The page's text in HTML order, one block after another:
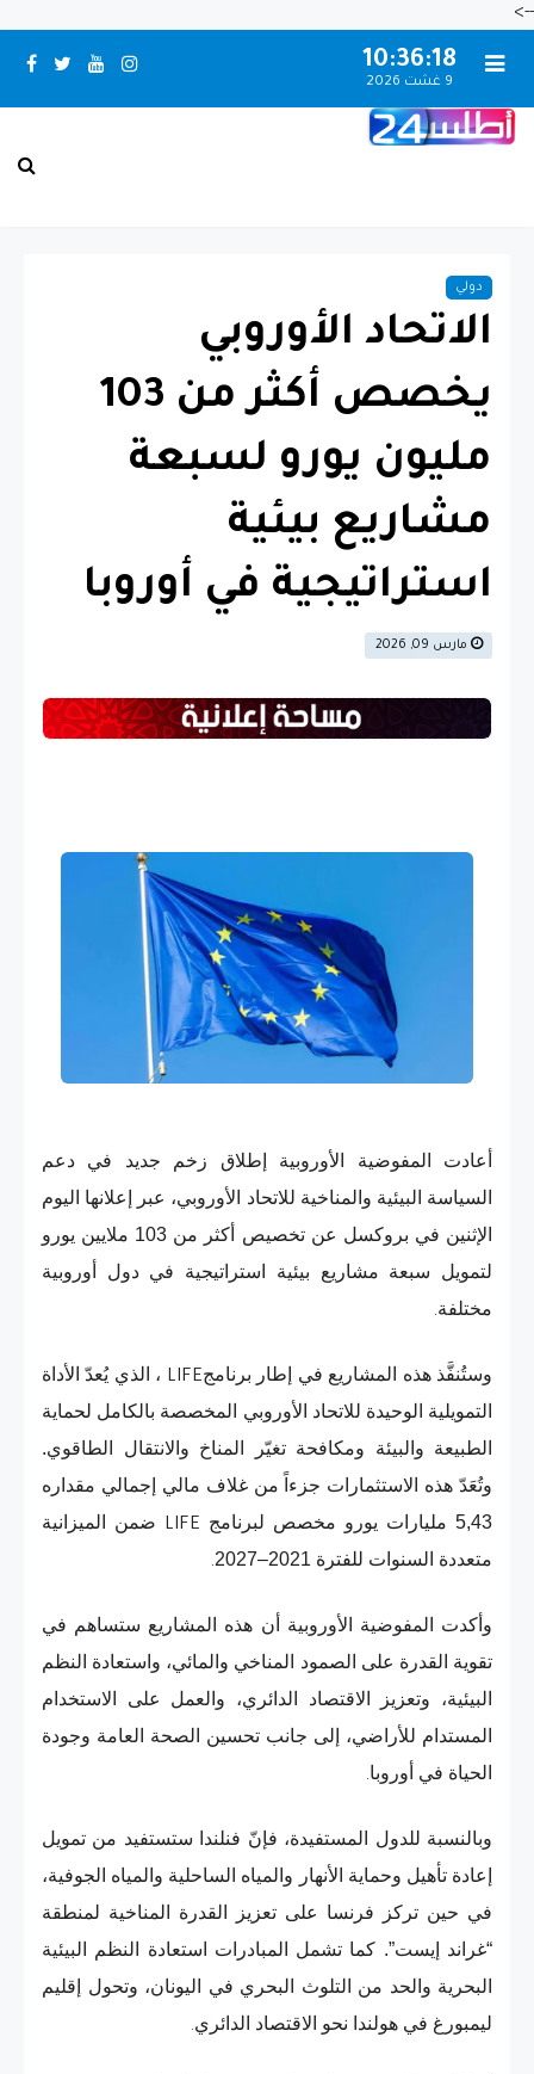
-->
10:36:19
9 غشت 2026
دولي
الاتحاد الأوروبي
يخصص أكثر من 103
مليون يورو لسبعة
مشاريع بيئية
استراتيجية في أوروبا
مارس 09, 2026
أعادت المفوضية الأوروبية إطلاق زخم جديد في دعم
السياسة البيئية والمناخية للاتحاد الأوروبي، عبر إعلانها اليوم
الإثنين في بروكسل عن تخصيص أكثر من 103 ملايين يورو
لتمويل سبعة مشاريع بيئية استراتيجية في دول أوروبية
مختلفة.
وستُنفَّذ هذه المشاريع في إطار برنامجLIFE ، الذي يُعدّ الأداة
التمويلية الوحيدة للاتحاد الأوروبي المخصصة بالكامل لحماية
الطبيعة والبيئة ومكافحة تغيّر المناخ والانتقال الطاقوي.
وتُعَدّ هذه الاستثمارات جزءاً من غلاف مالي إجمالي مقداره
5,43 مليارات يورو مخصص لبرنامج
LIFE ضمن الميزانية
متعددة السنوات للفترة 2021–2027
.
وأكدت المفوضية الأوروبية أن هذه المشاريع ستساهم في
تقوية القدرة على الصمود المناخي والمائي، واستعادة النظم
البيئية، وتعزيز الاقتصاد الدائري، والعمل على الاستخدام
المستدام للأراضي، إلى جانب تحسين الصحة العامة وجودة
الحياة في أوروبا.
وبالنسبة للدول المستفيدة، فإنّ فنلندا ستستفيد من تمويل
إعادة تأهيل وحماية الأنهار والمياه الساحلية والمياه الجوفية،
في حين تركز فرنسا على تعزيز القدرة المناخية لمنطقة
“غراند إيست”. كما تشمل المبادرات استعادة النظم البيئية
البحرية والحد من التلوث البحري في اليونان، وتحول إقليم
ليمبورغ في هولندا نحو الاقتصاد الدائري.